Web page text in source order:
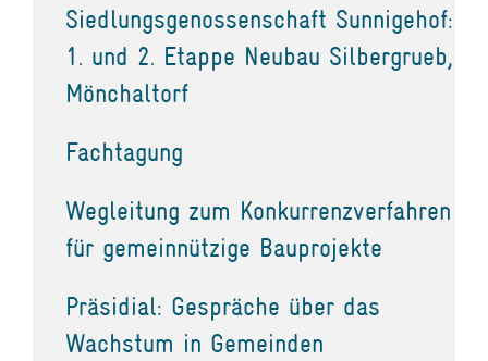
Siedlungsgenossenschaft Sunnigehof:
1. und 2. Etappe Neubau Silbergrueb,
Mönchaltorf
Fachtagung
Wegleitung zum Konkurrenzverfahren
für gemeinnützige Bauprojekte
Präsidial: Gespräche über das
Wachstum in Gemeinden